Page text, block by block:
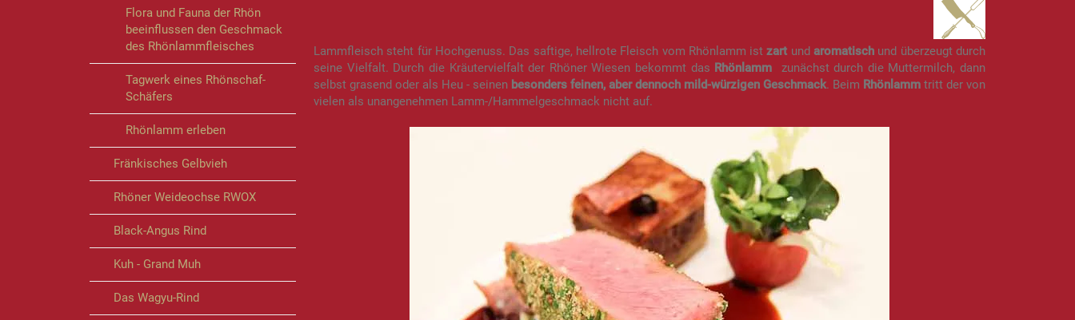
Lammfleisch steht für Hochgenuss. Das saftige, hellrote Fleisch vom Rhönlamm ist zart undaromatisch und überzeugt durch
seine Vielfalt. Durch die Kräutervielfalt der Rhöner Wiesen bekommt das Rhönlamm zunächst durch die Muttermilch, dann
selbst grasend oder als Heu - seinen besonders feinen, aber dennoch mild-würzigen Geschmack. Beim Rhönlamm tritt der von
vielen als unangenehmen Lamm-/Hammelgeschmack nicht auf.
Flora und Fauna der Rhön
beeinflussen den Geschmack
des Rhönlammfleisches
Tagwerk eines Rhönschaf-
Schäfers
Rhönlamm erleben
Fränkisches Gelbvieh
Rhöner Weideochse RWOX
Black-Angus Rind
Kuh - Grand Muh
Das Wagyu-Rind